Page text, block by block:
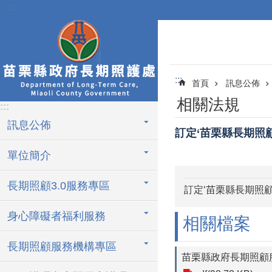
跳到主要內容區塊
:::
:::
訊息公佈
單位簡介
長期照顧3.0服務專區
身心障礙者福利服務
長期照顧服務機構專區
::: 首頁 訊息公佈
相關法規
訂定‘苗栗縣長期照
訂定‘苗栗縣長期照
相關檔案
苗栗縣政府長期照